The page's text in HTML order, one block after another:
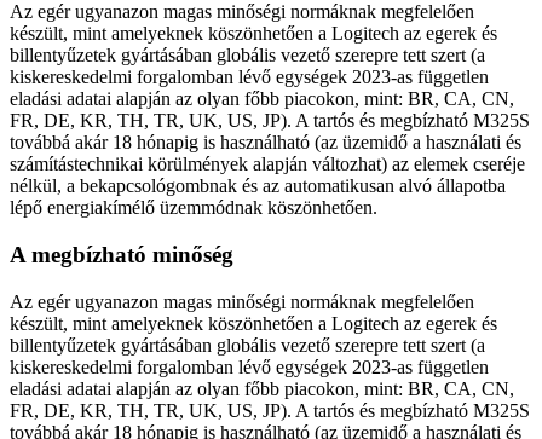
Az egér ugyanazon magas minőségi normáknak megfelelően
készült, mint amelyeknek köszönhetően a Logitech az egerek és
billentyűzetek gyártásában globális vezető szerepre tett szert (a
kiskereskedelmi forgalomban lévő egységek 2023-as független
eladási adatai alapján az olyan főbb piacokon, mint: BR, CA, CN,
FR, DE, KR, TH, TR, UK, US, JP). A tartós és megbízható M325S
továbbá akár 18 hónapig is használható (az üzemidő a használati és
számítástechnikai körülmények alapján változhat) az elemek cseréje
nélkül, a bekapcsológombnak és az automatikusan alvó állapotba
lépő energiakímélő üzemmódnak köszönhetően.
A megbízható minőség
Az egér ugyanazon magas minőségi normáknak megfelelően
készült, mint amelyeknek köszönhetően a Logitech az egerek és
billentyűzetek gyártásában globális vezető szerepre tett szert (a
kiskereskedelmi forgalomban lévő egységek 2023-as független
eladási adatai alapján az olyan főbb piacokon, mint: BR, CA, CN,
FR, DE, KR, TH, TR, UK, US, JP). A tartós és megbízható M325S
továbbá akár 18 hónapig is használható (az üzemidő a használati és